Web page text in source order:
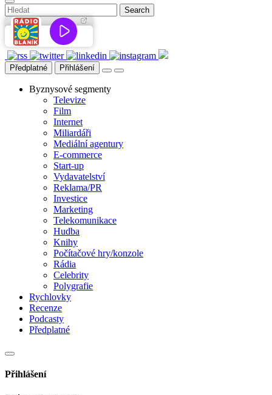
Předplatné Přihlášení
Byznysové segmenty
Televize
Film
Internet
Miliardáři
Mediální agentury
E-commerce
Start-up
Vydavatelství
Reklama/PR
Investice
Marketing
Telekomunikace
Hudba
Knihy
Počítačové hry/konzole
Rádia
Celebrity
Polygrafie
Rychlovky
Recenze
Podcasty
Předplatné
Přihlášení